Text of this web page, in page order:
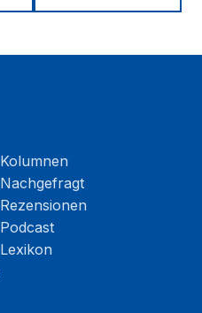
Kolumnen
Nachgefragt
Rezensionen
Podcast
Lexikon